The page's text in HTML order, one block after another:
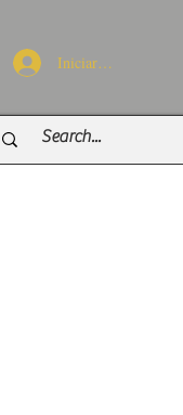
Iniciar sesión